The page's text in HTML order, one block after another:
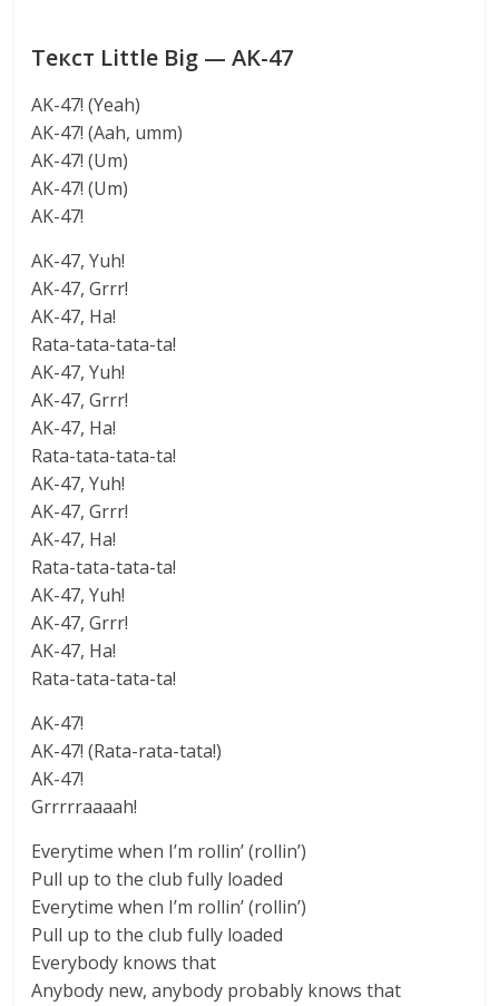
Текст Little Big — AK-47
AK-47! (Yeah)
AK-47! (Aah, umm)
AK-47! (Um)
AK-47! (Um)
AK-47!
AK-47, Yuh!
AK-47, Grrr!
AK-47, Ha!
Rata-tata-tata-ta!
AK-47, Yuh!
AK-47, Grrr!
AK-47, Ha!
Rata-tata-tata-ta!
AK-47, Yuh!
AK-47, Grrr!
AK-47, Ha!
Rata-tata-tata-ta!
AK-47, Yuh!
AK-47, Grrr!
AK-47, Ha!
Rata-tata-tata-ta!
AK-47!
AK-47! (Rata-rata-tata!)
AK-47!
Grrrrraaaah!
Everytime when I’m rollin’ (rollin’)
Pull up to the club fully loaded
Everytime when I’m rollin’ (rollin’)
Pull up to the club fully loaded
Everybody knows that
Anybody new, anybody probably knows that